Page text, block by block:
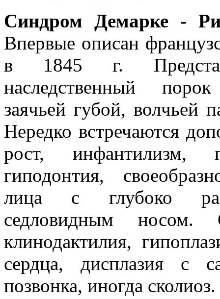
Синдром Демарке -
Впервые описан
в 1845 г.
наследственный
заячьей губой, волчьей
Нередко встречаются
рост, инфантилизм,
гиподонтия,
лица с глубоко
седловидным носом.
клинодактилия,
сердца, дисплазия с
позвонка, иногда сколиоз.